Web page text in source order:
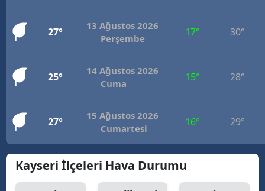
Kütahya
Malatya
27°
13 Ağustos 2026
Perşembe
17° 30°
25°
14 Ağustos 2026
Cuma
15° 28°
27°
15 Ağustos 2026
Cumartesi
16° 29°
Kayseri İlçeleri Hava Durumu